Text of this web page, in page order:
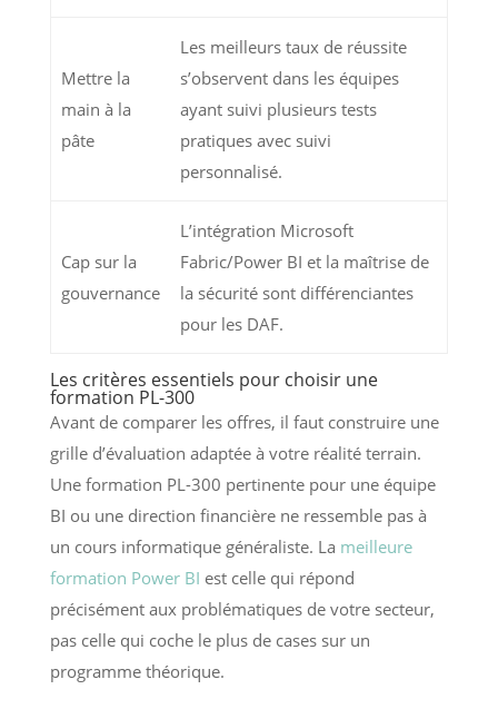
Mettre la
main à la
pâte
Les meilleurs taux de réussite
s’observent dans les équipes
ayant suivi plusieurs tests
pratiques avec suivi
personnalisé.
Cap sur la
gouvernance
L’intégration Microsoft
Fabric/Power BI et la maîtrise de
la sécurité sont différenciantes
pour les DAF.
Les critères essentiels pour choisir une
formation PL-300
Avant de comparer les offres, il faut construire une
grille d’évaluation adaptée à votre réalité terrain.
Une formation PL-300 pertinente pour une équipe
BI ou une direction financière ne ressemble pas à
un cours informatique généraliste. La meilleure
formation Power BI est celle qui répond
précisément aux problématiques de votre secteur,
pas celle qui coche le plus de cases sur un
programme théorique.